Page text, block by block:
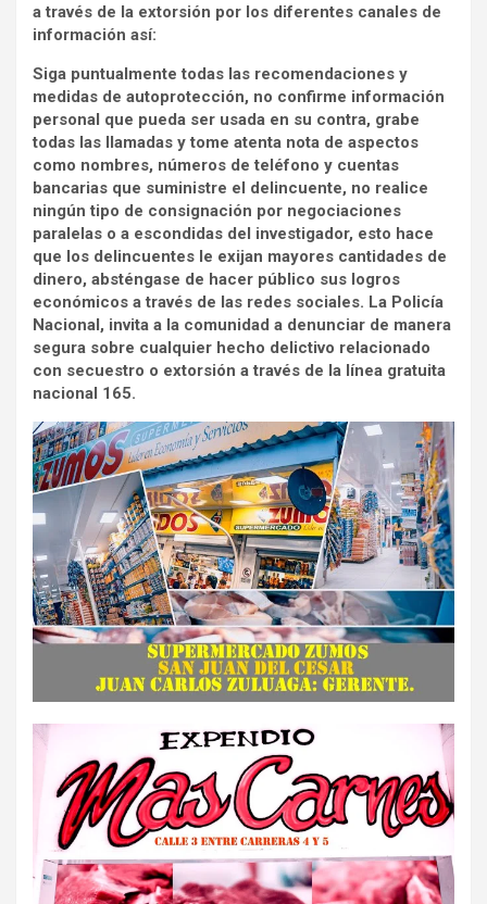
a través de la extorsión por los diferentes canales de
información así:
Siga puntualmente todas las recomendaciones y
medidas de autoprotección, no confirme información
personal que pueda ser usada en su contra, grabe
todas las llamadas y tome atenta nota de aspectos
como nombres, números de teléfono y cuentas
bancarias que suministre el delincuente, no realice
ningún tipo de consignación por negociaciones
paralelas o a escondidas del investigador, esto hace
que los delincuentes le exijan mayores cantidades de
dinero, absténgase de hacer público sus logros
económicos a través de las redes sociales. La Policía
Nacional, invita a la comunidad a denunciar de manera
segura sobre cualquier hecho delictivo relacionado
con secuestro o extorsión a través de la línea gratuita
nacional 165.